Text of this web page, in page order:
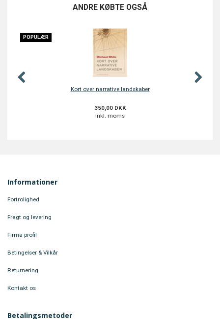
ANDRE KØBTE OGSÅ
Kort over narrative landskaber
Informationer
Fortrolighed
Fragt og levering
Firma profil
Betingelser & Vilkår
Returnering
Kontakt os
Betalingsmetoder